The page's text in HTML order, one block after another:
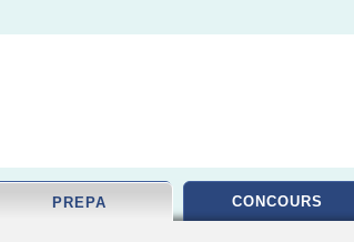
PREPA CONCOURS